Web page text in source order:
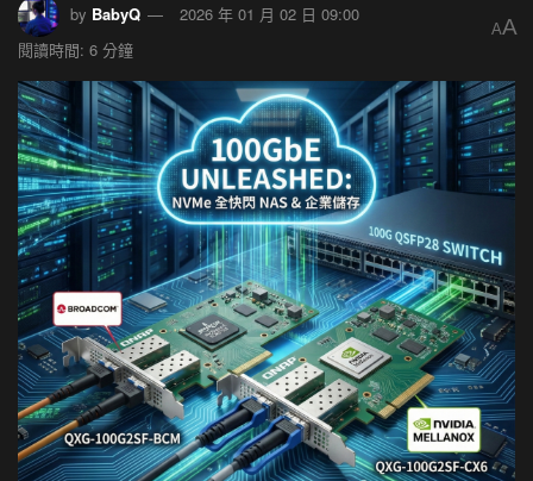
by BabyQ
2026 年 01 月 02 日 09:00
閱讀時間: 6 分鐘
AA